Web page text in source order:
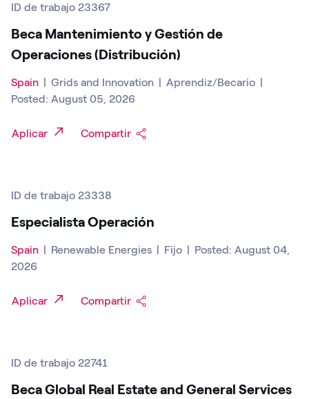
ID de trabajo 23367
Beca Mantenimiento y Gestión de
Operaciones (Distribución)
Spain Grids and Innovation Aprendiz/Becario
Posted: August 05, 2026
Aplicar Compartir
ID de trabajo 23338
Especialista Operación
Spain Renewable Energies Fijo
Posted: August 04,
2026
Aplicar Compartir
ID de trabajo 22741
Beca Global Real Estate and General Services